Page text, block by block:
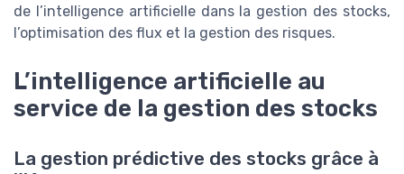
de l’intelligence artificielle dans la gestion des stocks,
l’optimisation des flux et la gestion des risques.
L’intelligence artificielle au
service de la gestion des stocks
La gestion prédictive des stocks grâce à